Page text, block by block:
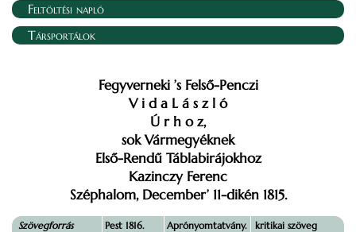
Feltöltési napló
Társportálok
Fegyverneki ’s Felső-Penczi
V i d a L á s z l ó
Ú r h o z,
sok Vármegyéknek
Első-Rendű Táblabirájokhoz
Kazinczy Ferenc
Széphalom, December’ 11-dikén 1815.
Szövegforrás
Pest 1816.
Aprónyomtatvány.
kritikai szöveg